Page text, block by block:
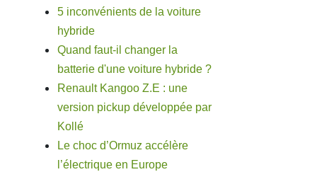
5 inconvénients de la voiture
hybride
Quand faut-il changer la
batterie d'une voiture hybride ?
Renault Kangoo Z.E : une
version pickup développée par
Kollé
Le choc d’Ormuz accélère
l’électrique en Europe